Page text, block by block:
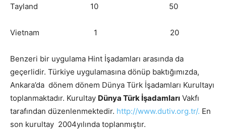
Tayland 10 50
Vietnam 1 20
Benzeri bir uygulama Hint İşadamları arasında da
geçerlidir. Türkiye uygulamasına dönüp baktığımızda,
Ankara’da dönem dönem Dünya Türk İşadamları Kurultayı
toplanmaktadır. Kurultay Dünya Türk İşadamları Vakfı
tarafından düzenlenmektedir. http://www.dutiv.org.tr/. En
son kurultay 2004yılında toplanmıştır.